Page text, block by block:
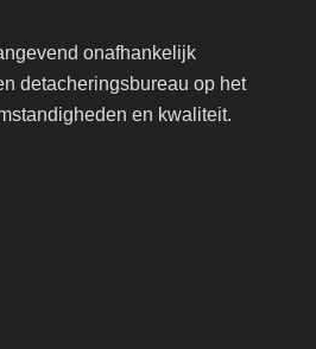
onafhankelijk
detacheringsbureau op het
en kwaliteit.